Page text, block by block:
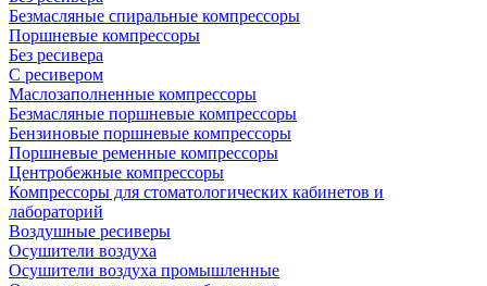
Безмасляные спиральные компрессоры
Поршневые компрессоры
Без ресивера
С ресивером
Маслозаполненные компрессоры
Безмасляные поршневые компрессоры
Бензиновые поршневые компрессоры
Поршневые ременные компрессоры
Центробежные компрессоры
Компрессоры для стоматологических кабинетов и
лабораторий
Воздушные ресиверы
Осушители воздуха
Осушители воздуха промышленные